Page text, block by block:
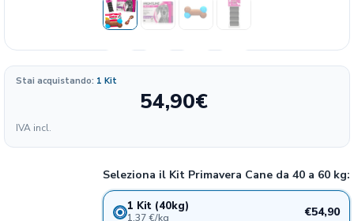
Stai acquistando: 1 Kit
54,90€
IVA incl.
Seleziona il Kit Primavera Cane da 40 a 60 kg:
1 Kit (40kg)
1,37 €/kg €54,90
1 kit primavera 20-40 kg 19% 54.9€